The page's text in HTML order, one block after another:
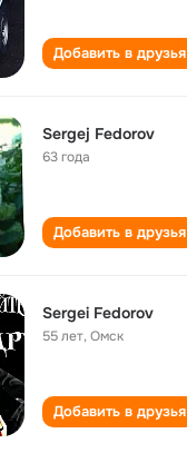
Добавить в друзья
Sergej Fedorov
63 года
Добавить в друзья
Sergei Fedorov
55 лет,Омск
Добавить в друзья